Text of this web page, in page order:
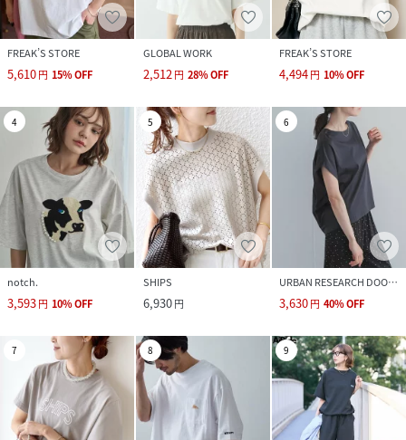
FREAK’S STORE
5,610円 15%OFF
GLOBAL WORK
2,512円 28%OFF
FREAK’S STORE
4,494円 10%OFF
4
notch.
3,593円 10%OFF
5
SHIPS
6,930円
6
URBAN RESEARCH DOORS
3,630円 40%OFF
7 8 9